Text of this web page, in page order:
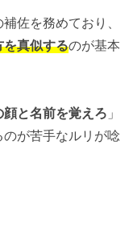
佐を務めており、
を真似するのが基本
顔と名前を覚えろ 」
が苦手なルリが唸